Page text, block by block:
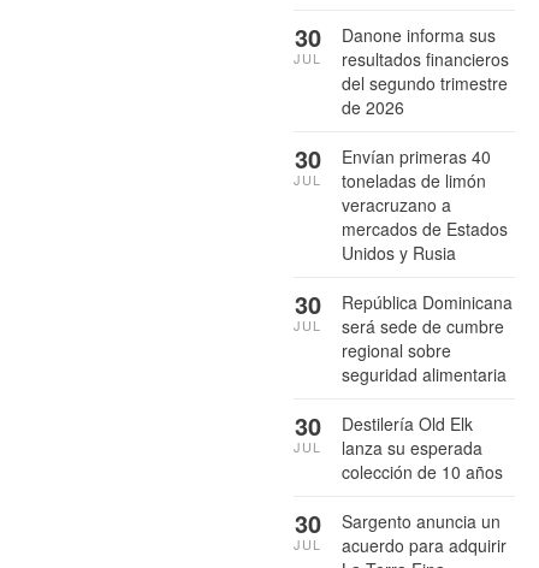
Danone informa sus
resultados financieros
del segundo trimestre
de 2026
30
JUL
Envían primeras 40
toneladas de limón
veracruzano a
mercados de Estados
Unidos y Rusia
30
JUL
República Dominicana
será sede de cumbre
regional sobre
seguridad alimentaria
30
JUL
Destilería Old Elk
lanza su esperada
colección de 10 años
30
JUL
Sargento anuncia un
acuerdo para adquirir
30
JUL